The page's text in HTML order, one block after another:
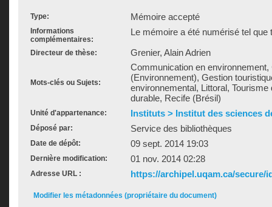
Type: Mémoire accepté
Informations
complémentaires:
Le mémoire a été numérisé tel que
Directeur de thèse: Grenier, Alain Adrien
Mots-clés ou Sujets:
Communication en environnement,
(Environnement), Gestion
environnemental, Littoral, Tourisme
durable, Recife (Brésil)
Unité d'appartenance: Instituts > Institut des sciences
Déposé par: Service des bibliothèques
Date de dépôt: 09 sept. 2014 19:03
Dernière modification: 01 nov. 2014 02:28
Adresse URL : https://archipel.uqam.ca/secure/
Modifier les métadonnées (propriétaire du document)